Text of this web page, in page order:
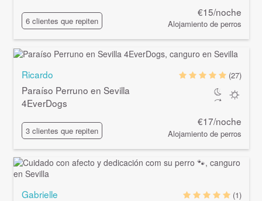
6 clientes que repiten
€15/noche
Alojamiento de perros
Ricardo
Paraíso Perruno en Sevilla
4EverDogs
3 clientes que repiten
(27)
€17/noche
Alojamiento de perros
Gabrielle
(1)